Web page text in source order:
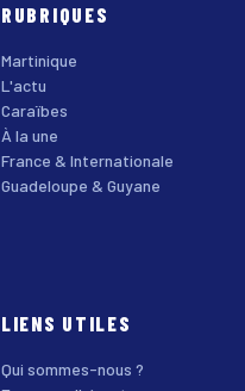
RUBRIQUES
Martinique
L'actu
Caraïbes
À la une
France & Internationale
Guadeloupe & Guyane
LIENS UTILES
Qui sommes-nous ?